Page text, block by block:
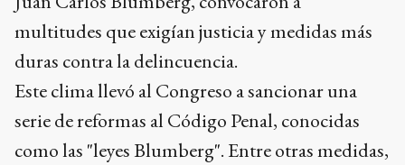
multitudes que exigían justicia y medidas más
duras contra la delincuencia.
Este clima llevó al Congreso a sancionar una
serie de reformas al Código Penal, conocidas
como las "leyes Blumberg". Entre otras medidas,